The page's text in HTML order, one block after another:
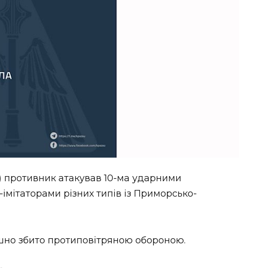
противник атакував 10-ма ударними
різних типів із Приморсько-
збито протиповітряною обороною.